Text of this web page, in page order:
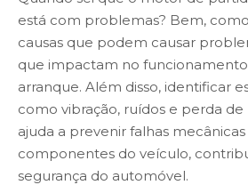
está com problemas? Bem, como
causas que podem causar
que impactam no
arranque. Além disso, identificar
como vibração, ruídos e perda
ajuda a prevenir falhas
componentes do veículo,
segurança do automóvel.